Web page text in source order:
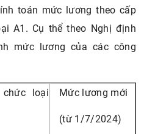
toán mức lương theo cấp
A1. Cụ thể theo Nghị định
mức lương của các công
chức loại
Mức lương mới
(từ 1/7/2024)